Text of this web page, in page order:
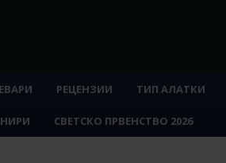
РЕЦЕНЗИИ ТИП АЛАТКИ
СВЕТСКО ПРВЕНСТВО 2026